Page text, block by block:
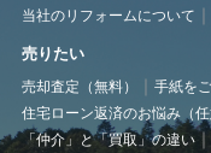
当社のリフォームについて
売りたい
売却査定（無料） 手紙を
住宅ローン返済のお悩み（任
「仲介」と「買取」の違い